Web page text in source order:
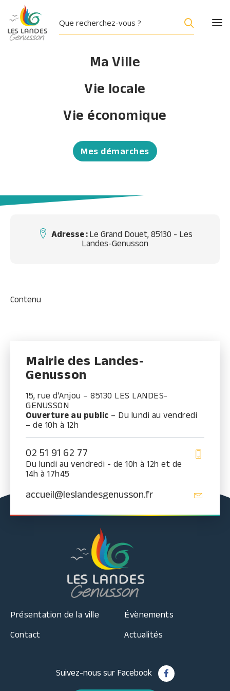
Ma Ville
Vie locale
Vie économique
Mes démarches
LIMOUSIN Fabrice
Location et exploitation de biens immobiliers
propres ou loués
Adresse : Le Grand Douet, 85130 - Les
Landes-Genusson
Contenu
Mairie des Landes-
Genusson
15, rue d’Anjou – 85130 LES LANDES-
GENUSSON
Ouverture au public – Du lundi au vendredi
– de 10h à 12h
02 51 91 62 77
Du lundi au vendredi - de 10h à 12h et de
14h à 17h45
accueil@leslandesgenusson.fr
Présentation de la ville
Contact
Évènements
Actualités
Suivez-nous sur Facebook